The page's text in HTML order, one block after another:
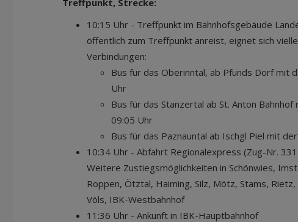
Treffpunkt, Strecke:
10:15 Uhr - Treffpunkt im Bahnhofsgebäude
öffentlich zum Treffpunkt anreist, eignet sich
Verbindungen:
Bus für das Oberinntal, ab Pfunds Dorf mit
Uhr
Bus für das Stanzertal ab St. Anton
09:05 Uhr
Bus für das Paznauntal ab Ischgl Piel mit
10:34 Uhr - Abfahrt Regionalexpress (Zug-Nr.
Weitere Zustiegsmöglichkeiten in Schönwies,
Roppen, Ötztal, Haiming, Silz, Mötz, Stams,
Völs, IBK-Westbahnhof
11:36 Uhr - Ankunft in IBK-Hauptbahnhof